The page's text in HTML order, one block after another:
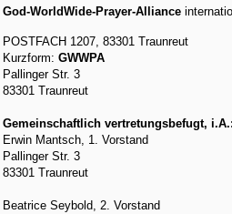
God-WorldWide-Prayer-Alliance
POSTFACH 1207, 83301 Traunreut
Kurzform: GWWPA
Pallinger Str. 3
83301 Traunreut
Gemeinschaftlich vertretungsbefugt, i.A.:
Erwin Mantsch, 1. Vorstand
Pallinger Str. 3
83301 Traunreut
Beatrice Seybold, 2. Vorstand